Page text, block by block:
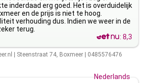
inderdaad erg goed. Het is overduidelijk
en de prijs is niet te hoog.
verhouding dus. Indien we weer in de
terug.
:8,3
Steenstraat 74, Boxmeer 0485576476
Nederlands